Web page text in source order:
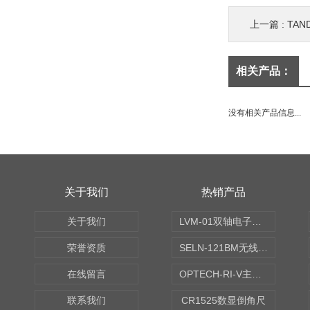
上一篇 :
相关产品：
没有相关产品信息...
关于我们
关于我们
荣誉资质
在线留言
联系我们
热销产品
CR1525数显倒角尺